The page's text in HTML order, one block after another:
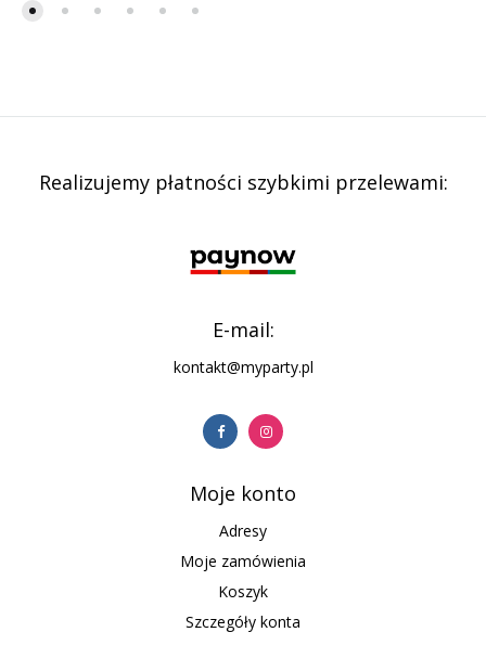
Realizujemy płatności szybkimi przelewami:
E-mail:
kontakt@myparty.pl
Moje konto
Adresy
Moje zamówienia
Koszyk
Szczegóły konta